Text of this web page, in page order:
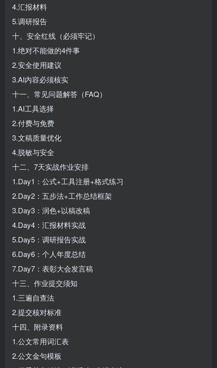
4.汇报材料
5.调研报告
十、安全红线（必须牢记）
1.绝对不能做的4件事
2.安全使用建议
3.AI内容必须核实
十一、常见问题解答（FAQ）
1.AI工具选择
2.付费与免费
3.文稿质量优化
4.脱敏与安全
十二、7天实战作业安排
1.Day1：公式+工具注册+格式练习
2.Day2：五步法+工作总结框架
3.Day3：润色+以稿改稿
4.Day4：汇报材料实战
5.Day5：调研报告实战
6.Day6：个人年度总结
7.Day7：表彰大会发言稿
十三、作业提交须知
1.三遍自查法
2.提交核对标准
十四、附录资料
1.公文常用词汇表
2.公文金句模板